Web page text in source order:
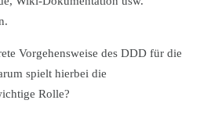
Vorgehensweise des DDD für die
spielt hierbei die
Rolle?